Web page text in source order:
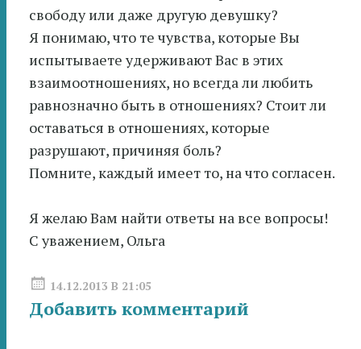
свободу или даже другую девушку?
Я понимаю, что те чувства, которые Вы
испытываете удерживают Вас в этих
взаимоотношениях, но всегда ли любить
равнозначно быть в отношениях? Стоит ли
оставаться в отношениях, которые
разрушают, причиняя боль?
Помните, каждый имеет то, на что согласен.
Я желаю Вам найти ответы на все вопросы!
С уважением, Ольга
14.12.2013 В 21:05
Добавить комментарий